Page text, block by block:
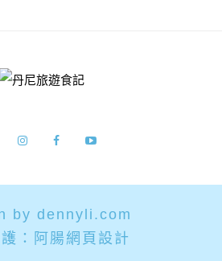
by dennyli.com
： 阿腸網頁設計